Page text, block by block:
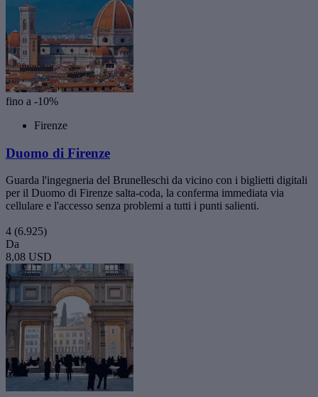
fino a -10%
Firenze
Duomo di Firenze
Guarda l'ingegneria del Brunelleschi da vicino con i biglietti digitali
per il Duomo di Firenze salta-coda, la conferma immediata via
cellulare e l'accesso senza problemi a tutti i punti salienti.
4 (6.925)
Da
8,08 USD